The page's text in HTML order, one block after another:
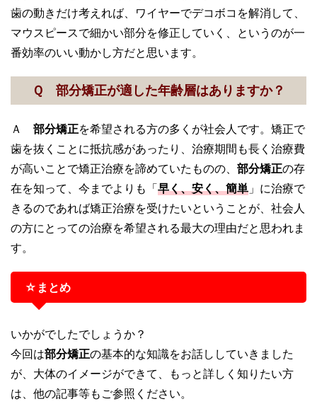
歯の動きだけ考えれば、ワイヤーでデコボコを解消して、
マウスピースで細かい部分を修正していく、というのが一
番効率のいい動かし方だと思います。
Ｑ 部分矯正が適した年齢層はありますか？
Ａ 部分矯正を希望される方の多くが社会人です。矯正で
歯を抜くことに抵抗感があったり、治療期間も長く治療費
が高いことで矯正治療を諦めていたものの、 部分矯正の存
在を知って、今までよりも「早く、安く、簡単 」に治療で
きるのであれば矯正治療を受けたいということが、社会人
の方にとっての治療を希望される最大の理由だと思われま
す。
☆まとめ
いかがでしたでしょうか？
今回は部分矯正の基本的な知識をお話ししていきました
が、大体のイメージができて、もっと詳しく知りたい方
は、他の記事等もご参照ください。